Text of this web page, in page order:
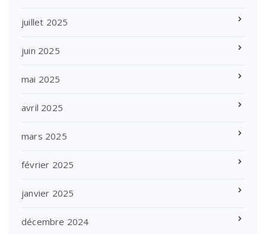
juillet 2025
juin 2025
mai 2025
avril 2025
mars 2025
février 2025
janvier 2025
décembre 2024